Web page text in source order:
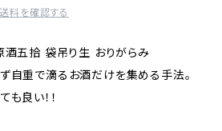
送料を確認する
五拾 袋吊り生 おりがらみ
自重で滴るお酒だけを集める手法。
良い！！